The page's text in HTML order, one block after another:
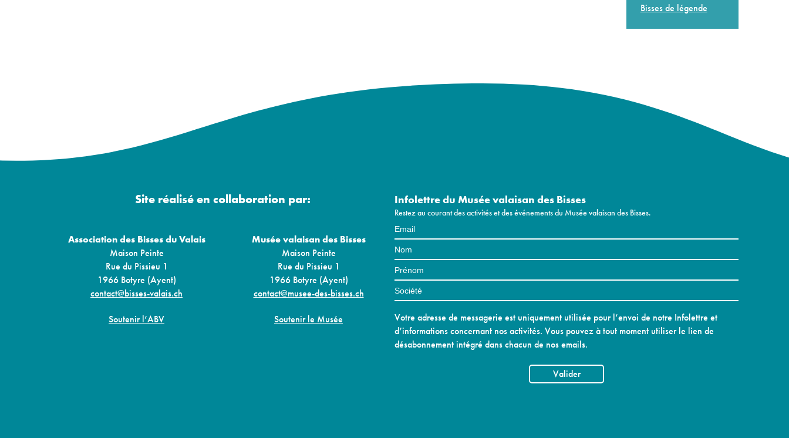
Bisses de légende
Site réalisé en collaboration par:
Association des Bisses du Valais
Maison Peinte
Rue du Pissieu 1
1966 Botyre (Ayent)
contact@bisses-valais.ch
Soutenir l’ABV
Musée valaisan des Bisses
Maison Peinte
Rue du Pissieu 1
1966 Botyre (Ayent)
contact@musee-des-bisses.ch
Soutenir le Musée
Infolettre du Musée valaisan des Bisses
Restez au courant des activités et des événements du Musée valaisan des Bisses.
Votre adresse de messagerie est uniquement utilisée pour l’envoi de notre Infolettre et
d’informations concernant nos activités. Vous pouvez à tout moment utiliser le lien de
désabonnement intégré dans chacun de nos emails.